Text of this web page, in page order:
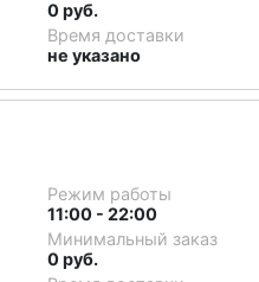
0 руб.
Время доставки
не указано
Режим работы
11:00 - 22:00
Минимальный заказ
0 руб.